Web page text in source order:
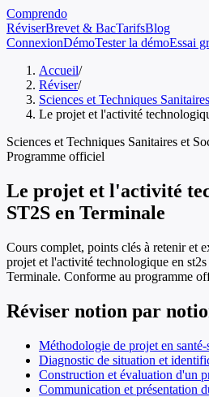
Comprendo
RéviserBrevet & BacTarifsBlog
ConnexionDémoTester la démoEssai
Accueil/
Réviser/
Sciences et Techniques
Le projet et l'activité
Sciences et Techniques Sanitaires et
Programme officiel
Le projet et l'activité
ST2S en Terminale
Cours complet, points clés à retenir et
projet et l'activité technologique en st2s
Terminale. Conforme au programme
Réviser notion par
Méthodologie de projet en santé-
Diagnostic de situation et
Construction et évaluation d'un
Communication et présentation